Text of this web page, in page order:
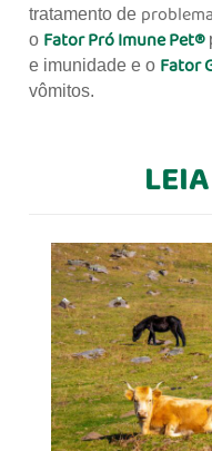
tratamento de
o Fator Pró Imune Pet®
e imunidade e o Fator
vômitos.